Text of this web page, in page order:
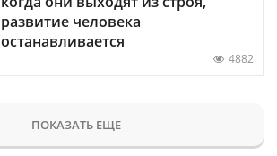
развитие человека
останавливается
4882
ПОКАЗАТЬ ЕЩЕ